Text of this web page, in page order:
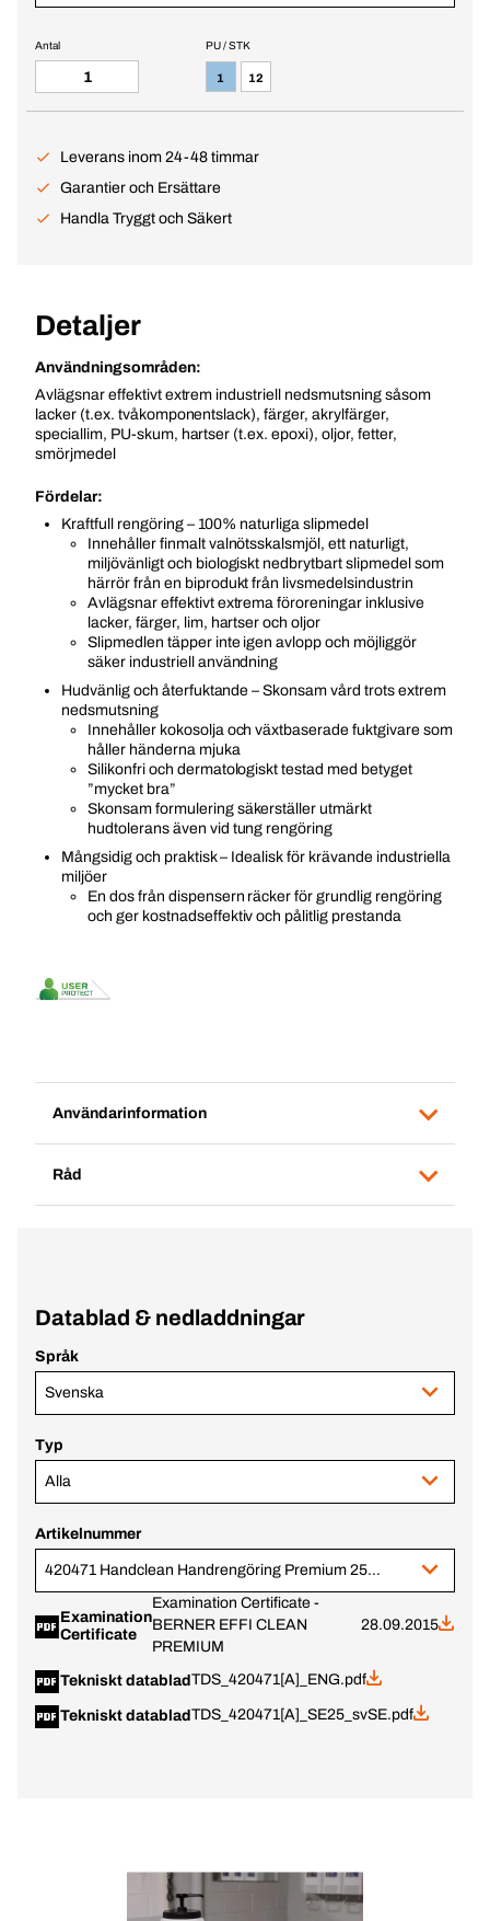
PU / STK
1 12
Antal
Leverans inom 24-48 timmar
Garantier och Ersättare
Handla Tryggt och Säkert
Detaljer
Användningsområden:
Avlägsnar effektivt extrem industriell nedsmutsning såsom
lacker (t.ex. tvåkomponentslack), färger, akrylfärger,
speciallim, PU-skum, hartser (t.ex. epoxi), oljor, fetter,
smörjmedel
Fördelar:
Kraftfull rengöring – 100% naturliga slipmedel
Innehåller finmalt valnötsskalsmjöl, ett naturligt,
miljövänligt och biologiskt nedbrytbart slipmedel som
härrör från en biprodukt från livsmedelsindustrin
Avlägsnar effektivt extrema föroreningar inklusive
lacker, färger, lim, hartser och oljor
Slipmedlen täpper inte igen avlopp och möjliggör
säker industriell användning
Hudvänlig och återfuktande – Skonsam vård trots extrem
nedsmutsning
Innehåller kokosolja och växtbaserade fuktgivare som
håller händerna mjuka
Silikonfri och dermatologiskt testad med betyget
”mycket bra”
Skonsam formulering säkerställer utmärkt
hudtolerans även vid tung rengöring
Mångsidig och praktisk – Idealisk för krävande industriella
miljöer
En dos från dispensern räcker för grundlig rengöring
och ger kostnadseffektiv och pålitlig prestanda
Användarinformation
Råd
Datablad & nedladdningar
Språk
Svenska
Typ
Alla
Artikelnummer
420471 Handclean Handrengöring Premium 250 ml
Examination
Certificate
Examination Certificate -
BERNER EFFI CLEAN
PREMIUM
28.09.2015
Tekniskt datablad TDS_420471[A]_ENG.pdf
Tekniskt datablad TDS_420471[A]_SE25_svSE.pdf